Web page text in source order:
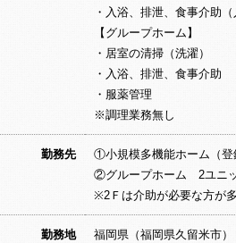
・入浴、排泄、食事介助
【グループホーム】
・居室の清掃（洗濯）
・入浴、排泄、食事介助
・服薬管理
※調理業務無し
勤務先
①小規模多機能ホーム（登
②グループホーム 2ユニ
※2Ｆは介助が必要な方が
勤務地 福岡県（福岡県久留米市）